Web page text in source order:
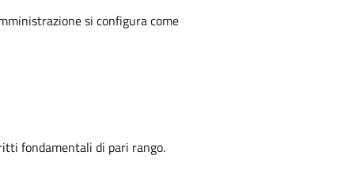
si configura come
fondamentali di pari rango.